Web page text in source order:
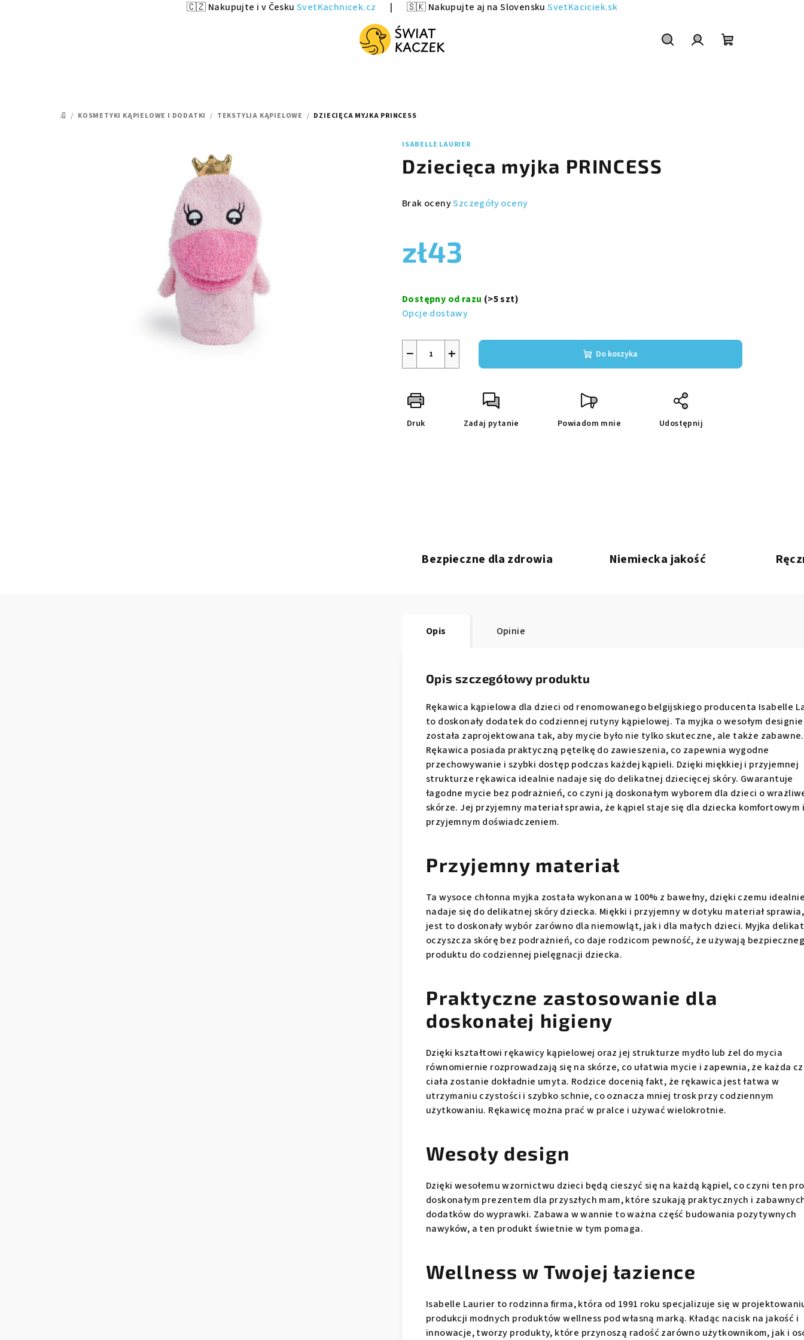
🇨🇿 Nakupujte i v Česku SvetKachnicek.cz | 🇸🇰 Nakupujte aj na SlovenskuSvetKaciciek.sk
HOME
/ KOSMETYKI KĄPIELOWE I DODATKI / TEKSTYLIA KĄPIELOWE / DZIECIĘCA MYJKA PRINCESS
ISABELLE LAURIER
Dziecięca myjka PRINCESS
Średnia
wynosi
0,0
gwiazdek.
Brak ocenySzczegóły oceny
zł43
jednostkowa:
Dostępny od razu (>5 szt)
Opcje dostawy
+
− Do koszyka
Druk Zadaj pytanie Powiadom mnie Udostępnij
Bezpieczne dla zdrowia Niemiecka jakość
Opis Opinie
Opis szczegółowy produktu
Rękawica kąpielowa dla dzieci od renomowanego belgijskiego producenta Isabelle
to doskonały dodatek do codziennej rutyny kąpielowej. Ta myjka o wesołym designie
została zaprojektowana tak, aby mycie było nie tylko skuteczne, ale także zabawne.
Rękawica posiada praktyczną pętelkę do zawieszenia, co zapewnia wygodne
przechowywanie i szybki dostęp podczas każdej kąpieli. Dzięki miękkiej i przyjemnej
strukturze rękawica idealnie nadaje się do delikatnej dziecięcej skóry. Gwarantuje
łagodne mycie bez podrażnień, co czyni ją doskonałym wyborem dla dzieci o
skórze. Jej przyjemny materiał sprawia, że kąpiel staje się dla dziecka komfortowym
przyjemnym doświadczeniem.
Przyjemny materiał
Ta wysoce chłonna myjka została wykonana w 100% z bawełny, dzięki czemu
nadaje się do delikatnej skóry dziecka. Miękki i przyjemny w dotyku materiał
jest to doskonały wybór zarówno dla niemowląt, jak i dla małych dzieci. Myjka
oczyszcza skórę bez podrażnień, co daje rodzicom pewność, że używają
produktu do codziennej pielęgnacji dziecka.
Praktyczne zastosowanie dla
doskonałej higieny
Dzięki kształtowi rękawicy kąpielowej oraz jej strukturze mydło lub żel do mycia
równomiernie rozprowadzają się na skórze, co ułatwia mycie i zapewnia, że każda
ciała zostanie dokładnie umyta. Rodzice docenią fakt, że rękawica jest łatwa w
utrzymaniu czystości i szybko schnie, co oznacza mniej trosk przy codziennym
użytkowaniu. Rękawicę można prać w pralce i używać wielokrotnie.
Wesoły design
Dzięki wesołemu wzornictwu dzieci będą cieszyć się na każdą kąpiel, co czyni ten
doskonałym prezentem dla przyszłych mam, które szukają praktycznych i
dodatków do wyprawki. Zabawa w wannie to ważna część budowania pozytywnych
nawyków, a ten produkt świetnie w tym pomaga.
Wellness w Twojej łazience
Isabelle Laurier to rodzinna firma, która od 1991 roku specjalizuje się w
produkcji modnych produktów wellness pod własną marką. Kładąc nacisk na jakość i
innowacje, tworzy produkty, które przynoszą radość zarówno użytkownikom, jak i